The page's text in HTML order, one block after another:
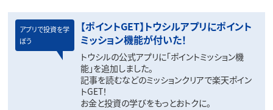
アプリで投資を学
ぼう
【ポイントGET】トウシルアプリにポイント
ミッション機能が付いた！
トウシルの公式アプリに「ポイントミッション機
能」を追加しました。
記事を読むなどのミッションクリアで楽天ポイン
トGET！
お金と投資の学びをもっとおトクに。